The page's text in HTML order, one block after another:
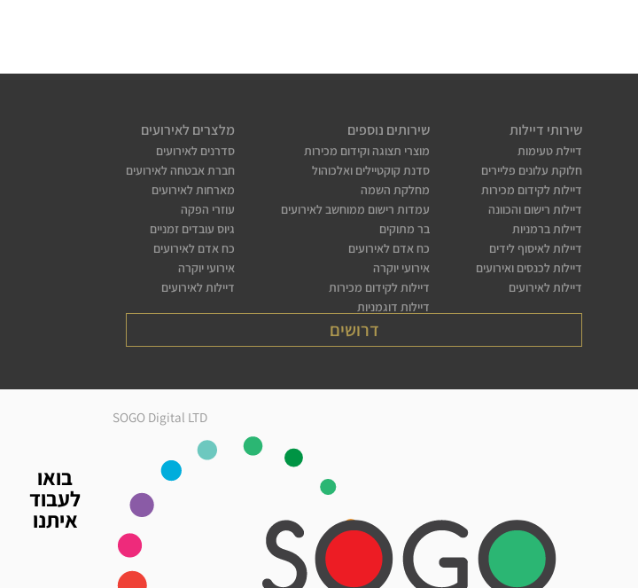
בואו
לעבוד
איתנו
שירותי דיילות
דיילת טעימות
חלוקת עלונים פליירים
דיילות לקידום מכירות
דיילות רישום והכוונה
דיילות ברמניות
דיילות לאיסוף לידים
דיילות לכנסים ואירועים
דיילות לאירועים
שירותים נוספים
מוצרי תצוגה וקידום מכירות
סדנת קוקטיילים ואלכוהול
מחלקת השמה
עמדות רישום ממוחשב לאירועים
בר מתוקים
כח אדם לאירועים
אירועי יוקרה
דיילות לקידום מכירות
דיילות דוגמניות
מלצרים לאירועים
סדרנים לאירועים
חברת אבטחה לאירועים
מארחות לאירועים
עוזרי הפקה
גיוס עובדים זמניים
כח אדם לאירועים
אירועי יוקרה
דיילות לאירועים
דרושים
SOGO Digital LTD